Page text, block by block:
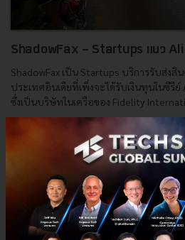
ShadowFax - Startups แนว
ShadowFax เป็น Startups บริการรับส่ง
ประเทศอินเดียที่เพิ่งจะได้รับเงินทุนในซีรีย์
ซึ่งเป็นบริษัทในเครือของ Fidelity
| By
shodowfax Investment